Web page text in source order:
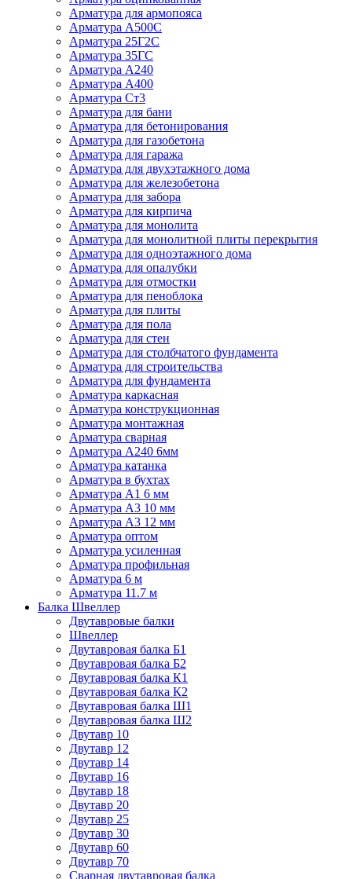
Арматура для армопояса
Арматура A500С
Арматура 25Г2С
Арматура 35ГС
Арматура А240
Арматура А400
Арматура Ст3
Арматура для бани
Арматура для бетонирования
Арматура для газобетона
Арматура для гаража
Арматура для двухэтажного дома
Арматура для железобетона
Арматура для забора
Арматура для кирпича
Арматура для монолита
Арматура для монолитной плиты перекрытия
Арматура для одноэтажного дома
Арматура для опалубки
Арматура для отмостки
Арматура для пеноблока
Арматура для плиты
Арматура для пола
Арматура для стен
Арматура для столбчатого фундамента
Арматура для строительства
Арматура для фундамента
Арматура каркасная
Арматура конструкционная
Арматура монтажная
Арматура сварная
Арматура А240 6мм
Арматура катанка
Арматура в бухтах
Арматура А1 6 мм
Арматура А3 10 мм
Арматура А3 12 мм
Арматура оптом
Арматура усиленная
Арматура профильная
Арматура 6 м
Арматура 11.7 м
Балка Швеллер
Двутавровые балки
Швеллер
Двутавровая балка Б1
Двутавровая балка Б2
Двутавровая балка К1
Двутавровая балка К2
Двутавровая балка Ш1
Двутавровая балка Ш2
Двутавр 10
Двутавр 12
Двутавр 14
Двутавр 16
Двутавр 18
Двутавр 20
Двутавр 25
Двутавр 30
Двутавр 60
Двутавр 70
Сварная двутавровая балка